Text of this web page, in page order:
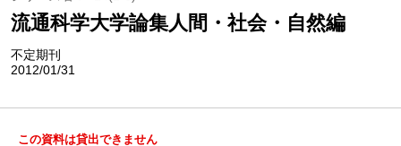
流通科学大学論集人間・社会・自然編
不定期刊
2012/01/31
この資料は貸出できません